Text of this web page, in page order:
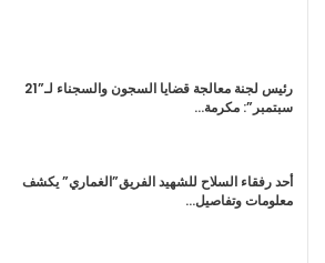
رئيس لجنة معالجة قضايا السجون والسجناء لـ”21
سبتمبر”: مكرمة…
أحد رفقاء السلاح للشهيد الفريق”الغماري” يكشف
معلومات وتفاصيل…